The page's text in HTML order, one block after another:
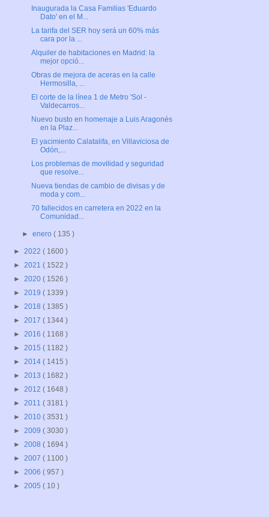
Inaugurada la Casa Familias 'Eduardo
Dato' en el M...
La tarifa del SER hoy será un 60% más
cara por la ...
Alquiler de habitaciones en Madrid: la
mejor opció...
Obras de mejora de aceras en la calle
Hermosilla, ...
El corte de la línea 1 de Metro 'Sol -
Valdecarros...
Nuevo busto en homenaje a Luis Aragonés
en la Plaz...
El yacimiento Calatalifa, en Villaviciosa de
Odón,...
Los problemas de movilidad y seguridad
que resolve...
Nueva tiendas de cambio de divisas y de
moda y com...
70 fallecidos en carretera en 2022 en la
Comunidad...
►enero( 135 )
► 2022 ( 1600 )
► 2021 ( 1522 )
► 2020 ( 1526 )
► 2019 ( 1339 )
► 2018 ( 1385 )
► 2017 ( 1344 )
► 2016 ( 1168 )
► 2015 ( 1182 )
► 2014 ( 1415 )
► 2013 ( 1682 )
► 2012 ( 1648 )
► 2011 ( 3181 )
► 2010 ( 3531 )
► 2009 ( 3030 )
► 2008 ( 1694 )
► 2007 ( 1100 )
► 2006 ( 957 )
► 2005 ( 10 )